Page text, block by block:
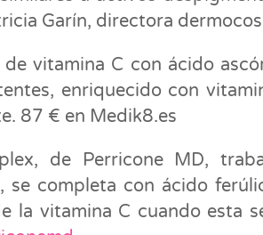
Garín, directora
vitamina C con ácido
enriquecido con
87 € en Medik8.es
de Perricone MD,
se completa con ácido
la vitamina C cuando esta